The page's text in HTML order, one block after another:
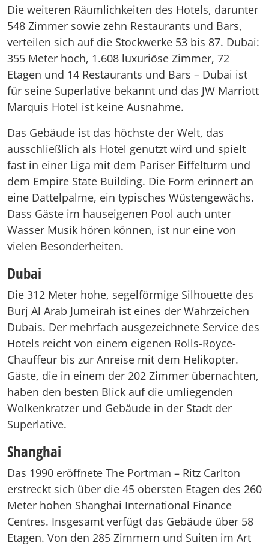
Die weiteren Räumlichkeiten des Hotels, darunter
548 Zimmer sowie zehn Restaurants und Bars,
verteilen sich auf die Stockwerke 53 bis 87. Dubai:
355 Meter hoch, 1.608 luxuriöse Zimmer, 72
Etagen und 14 Restaurants und Bars – Dubai ist
für seine Superlative bekannt und das JW Marriott
Marquis Hotel ist keine Ausnahme.
Das Gebäude ist das höchste der Welt, das
ausschließlich als Hotel genutzt wird und spielt
fast in einer Liga mit dem Pariser Eiffelturm und
dem Empire State Building. Die Form erinnert an
eine Dattelpalme, ein typisches Wüstengewächs.
Dass Gäste im hauseigenen Pool auch unter
Wasser Musik hören können, ist nur eine von
vielen Besonderheiten.
Dubai
Die 312 Meter hohe, segelförmige Silhouette des
Burj Al Arab Jumeirah ist eines der Wahrzeichen
Dubais. Der mehrfach ausgezeichnete Service des
Hotels reicht von einem eigenen Rolls-Royce-
Chauffeur bis zur Anreise mit dem Helikopter.
Gäste, die in einem der 202 Zimmer übernachten,
haben den besten Blick auf die umliegenden
Wolkenkratzer und Gebäude in der Stadt der
Superlative.
Shanghai
Das 1990 eröffnete The Portman – Ritz Carlton
erstreckt sich über die 45 obersten Etagen des 260
Meter hohen Shanghai International Finance
Centres. Insgesamt verfügt das Gebäude über 58
Etagen. Von den 285 Zimmern und Suiten im Art